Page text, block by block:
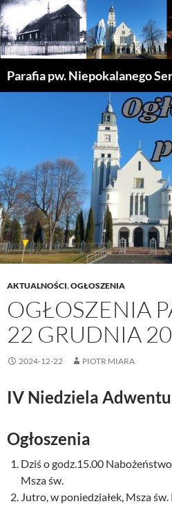
Parafia pw. Niepokalanego
AKTUALNOŚCI,OGŁOSZENIA
OGŁOSZENIA
22 GRUDNIA
2024-12-22 PIOTR MIARA
IV Niedziela Adwentu
Ogłoszenia
Dziś o godz.15.00
Msza św.
Jutro, w poniedziałek, Msza